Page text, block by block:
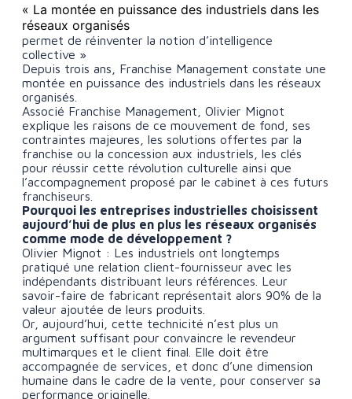
« La montée en puissance des industriels dans les
réseaux organisés
permet de réinventer la notion d’intelligence
collective »
Depuis trois ans, Franchise Management constate une
montée en puissance des industriels dans les réseaux
organisés.
Associé Franchise Management, Olivier Mignot
explique les raisons de ce mouvement de fond, ses
contraintes majeures, les solutions offertes par la
franchise ou la concession aux industriels, les clés
pour réussir cette révolution culturelle ainsi que
l’accompagnement proposé par le cabinet à ces futurs
franchiseurs.
Pourquoi les entreprises industrielles choisissent
aujourd’hui de plus en plus les réseaux organisés
comme mode de développement ?
Olivier Mignot : Les industriels ont longtemps
pratiqué une relation client-fournisseur avec les
indépendants distribuant leurs références. Leur
savoir-faire de fabricant représentait alors 90% de la
valeur ajoutée de leurs produits.
Or, aujourd’hui, cette technicité n’est plus un
argument suffisant pour convaincre le revendeur
multimarques et le client final. Elle doit être
accompagnée de services, et donc d’une dimension
humaine dans le cadre de la vente, pour conserver sa
performance originelle.